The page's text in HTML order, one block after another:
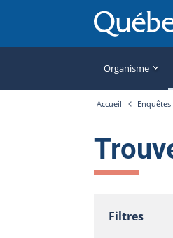
Organisme
Accueil Enquêtes
Filtres